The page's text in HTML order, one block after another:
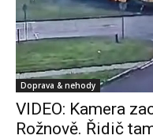
Doprava & nehody
VIDEO: Kamera
Rožnově. Řidič